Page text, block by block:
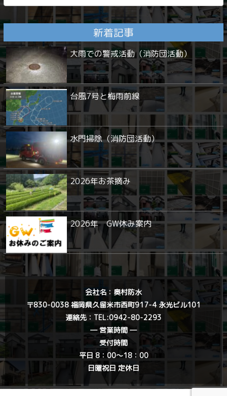
新着記事
大雨での警戒活動（消防団活動）
台風7号と梅雨前線
水門掃除（消防団活動）
2026年お茶摘み
2026年 GW休み案内
会社名：奥村防水
〒830-0038 福岡県久留米市西町917-4 永光ビル101
連絡先： TEL:0942-80-2293
― 営業時間 ―
受付時間
平日 8：00〜18：00
日曜祝日 定休日